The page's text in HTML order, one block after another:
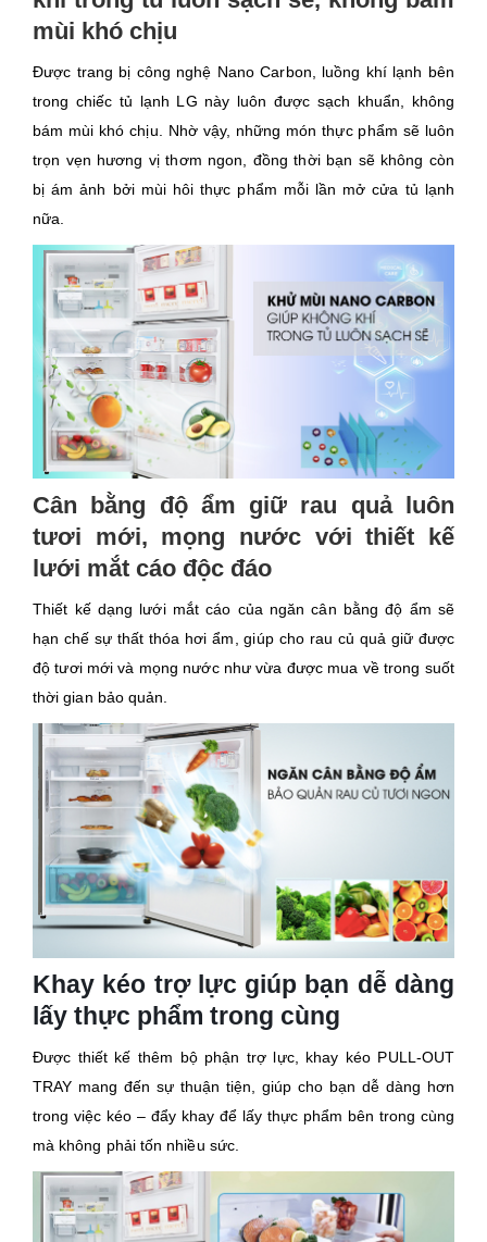
mùi khó chịu
Được trang bị công nghệ Nano Carbon, luồng khí lạnh bên
trong chiếc tủ lạnh LG này luôn được sạch khuẩn, không
bám mùi khó chịu. Nhờ vậy, những món thực phẩm sẽ luôn
trọn vẹn hương vị thơm ngon, đồng thời bạn sẽ không còn
bị ám ảnh bởi mùi hôi thực phẩm mỗi lần mở cửa tủ lạnh
nữa.
Cân bằng độ ẩm giữ rau quả luôn
tươi mới, mọng nước với thiết kế
lưới mắt cáo độc đáo
Thiết kế dạng lưới mắt cáo của ngăn cân bằng độ ẩm sẽ
hạn chế sự thất thóa hơi ẩm, giúp cho rau củ quả giữ được
độ tươi mới và mọng nước như vừa được mua về trong suốt
thời gian bảo quản.
Khay kéo trợ lực giúp bạn dễ dàng
lấy thực phẩm trong cùng
Được thiết kế thêm bộ phận trợ lực, khay kéo PULL-OUT
TRAY mang đến sự thuận tiện, giúp cho bạn dễ dàng hơn
trong việc kéo – đẩy khay để lấy thực phẩm bên trong cùng
mà không phải tốn nhiều sức.